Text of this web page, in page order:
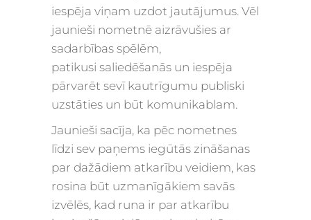
iespēja viņam uzdot jautājumus. Vēl
jaunieši nometnē aizrāvušies ar
sadarbības spēlēm,
patikusi saliedēšanās un iespēja
pārvarēt sevī kautrīgumu publiski
uzstāties un būt komunikablam.
Jaunieši sacīja, ka pēc nometnes
līdzi sev paņems iegūtās zināšanas
par dažādiem atkarību veidiem, kas
rosina būt uzmanīgākiem savās
izvēlēs, kad runa ir par atkarību